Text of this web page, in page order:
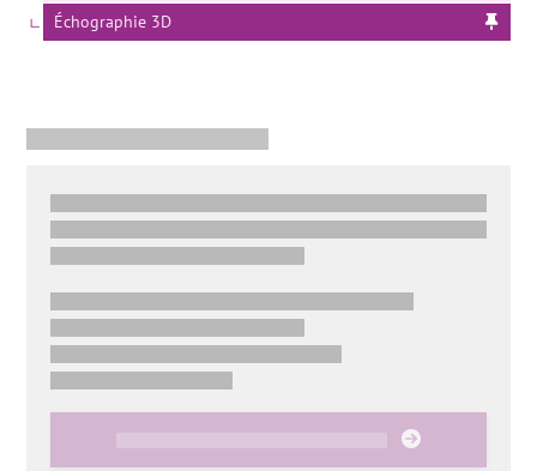
Échographie 3D